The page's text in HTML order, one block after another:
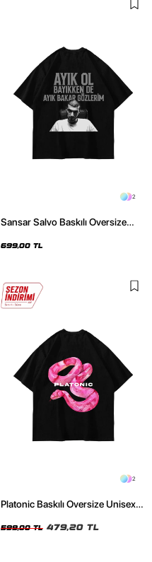
2
Sansar Salvo Baskılı Oversize
699,00 TL
2
Platonic Baskılı Oversize Unisex
599,00 TL 479,20 TL